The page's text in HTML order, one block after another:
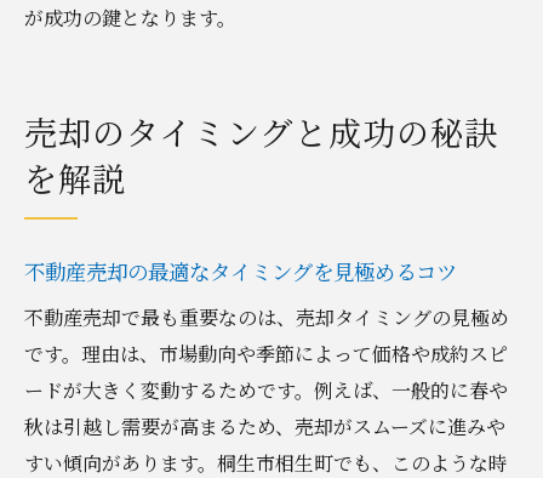
が成功の鍵となります。
売却のタイミングと成功の秘訣
を解説
不動産売却の最適なタイミングを見極めるコツ
不動産売却で最も重要なのは、売却タイミングの見極め
です。理由は、市場動向や季節によって価格や成約スピ
ードが大きく変動するためです。例えば、一般的に春や
秋は引越し需要が高まるため、売却がスムーズに進みや
すい傾向があります。桐生市相生町でも、このような時